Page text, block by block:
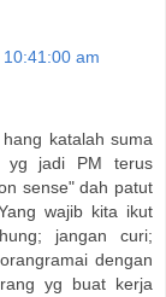
am
katalah suma
yg jadi PM terus
sense" dah patut
wajib kita ikut
jangan curi;
dengan
yg buat kerja